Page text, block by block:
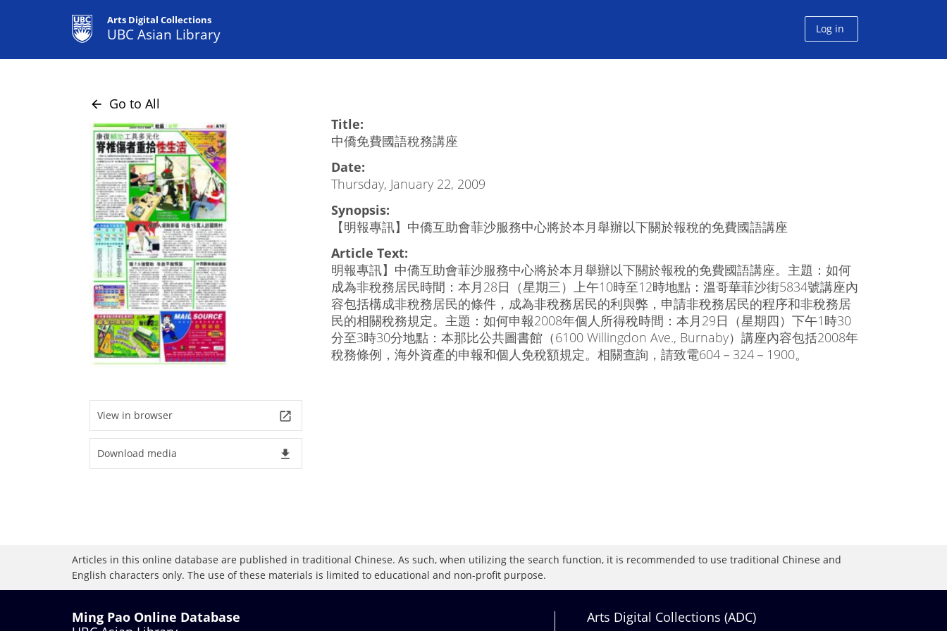
Arts Digital Collections
UBC Asian Library Log in
arrow_back Go to All
View in browser launch
Download media file_download
Title:
中僑免費國語稅務講座
Date:
Thursday, January 22, 2009
Synopsis:
【明報專訊】中僑互助會菲沙服務中心將於本月舉辦以下關於報稅的免費國語講座
Article Text:
明報專訊】中僑互助會菲沙服務中心將於本月舉辦以下關於報稅的免費國語講座。主題：如何
成為非稅務居民時間：本月28日（星期三）上午10時至12時地點：溫哥華菲沙街5834號講座內
容包括構成非稅務居民的條件，成為非稅務居民的利與弊，申請非稅務居民的程序和非稅務居
民的相關稅務規定。主題：如何申報2008年個人所得稅時間：本月29日（星期四）下午1時30
分至3時30分地點：本那比公共圖書館（6100 Willingdon Ave., Burnaby）講座內容包括2008年
稅務條例，海外資產的申報和個人免稅額規定。相關查詢，請致電604－324－1900。
Articles in this online database are published in traditional Chinese. As such, when utilizing the search function, it is recommended to use traditional Chinese and
English characters only. The use of these materials is limited to educational and non-profit purpose.
Ming Pao Online Database
Arts Digital Collections (ADC)